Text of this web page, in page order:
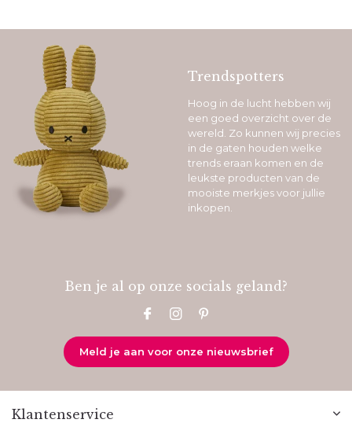
Trendspotters
Hoog in de lucht hebben wij
een goed overzicht over de
wereld. Zo kunnen wij precies
in de gaten houden welke
trends eraan komen en de
leukste producten van de
mooiste merkjes voor jullie
inkopen.
Ben je al op onze socials geland?
Meld je aan voor onze nieuwsbrief
Klantenservice